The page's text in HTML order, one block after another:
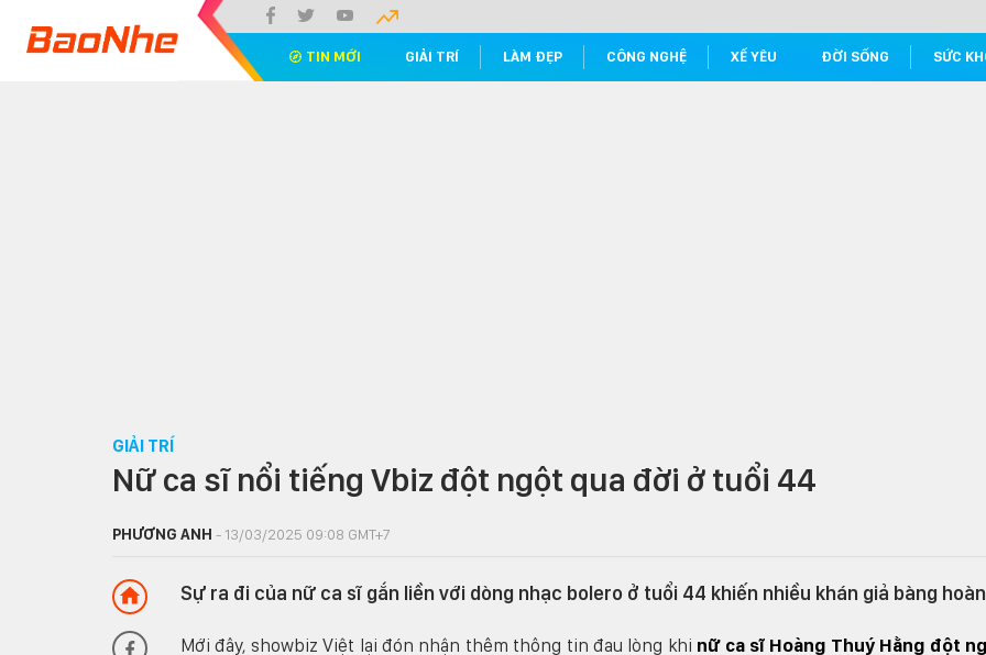
TIN MỚI GIẢI TRÍ LÀM ĐẸP CÔNG NGHỆ XẾ YÊU ĐỜI SỐNG SỨC
GIẢI TRÍ
Nữ ca sĩ nổi tiếng Vbiz đột ngột qua đời ở tuổi 44
PHƯƠNG ANH - 13/03/2025 09:08 GMT+7
Sự ra đi của nữ ca sĩ gắn liền với dòng nhạc bolero ở tuổi 44 khiến nhiều khán giả bàng
Mới đây, showbiz Việt lại đón nhận thêm thông tin đau lòng khi nữ ca sĩ Hoàng Thuý Hằng đột